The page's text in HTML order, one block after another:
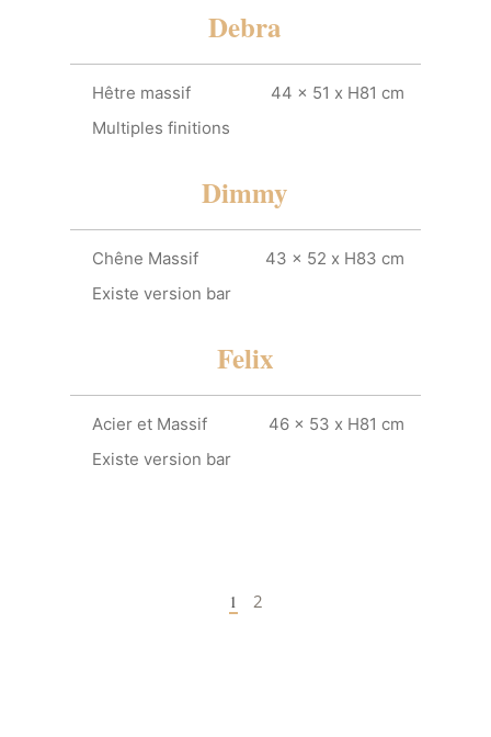
Debra
Hêtre massif
44 x 51 x H81 cm
Multiples finitions
Dimmy
Chêne Massif
43 x 52 x H83 cm
Existe version bar
Felix
Acier et Massif
46 x 53 x H81 cm
Existe version bar
1 2